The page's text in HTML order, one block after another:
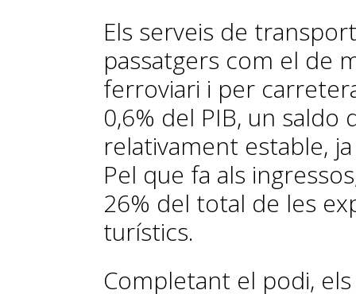
Els serveis de
passatgers com el de
ferroviari i per
0,6% del PIB, un saldo
relativament estable,
Pel que fa als
26% del total de les
turístics.
Completant el podi,